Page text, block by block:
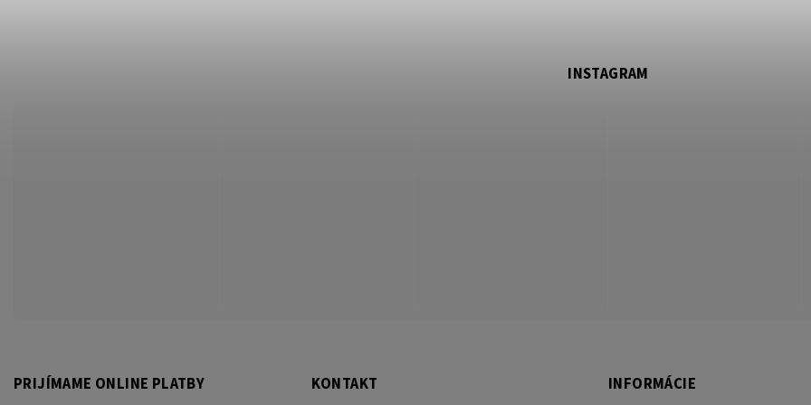
PRIJÍMAME ONLINE PLATBY KONTAKT INFORMÁCIE
INSTAGRAM